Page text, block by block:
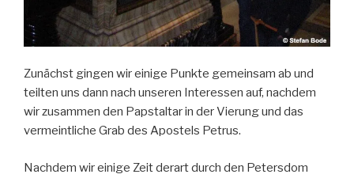
Zunächst gingen wir einige Punkte gemeinsam ab und
teilten uns dann nach unseren Interessen auf, nachdem
wir zusammen den Papstaltar in der Vierung und das
vermeintliche Grab des Apostels Petrus.
Nachdem wir einige Zeit derart durch den Petersdom